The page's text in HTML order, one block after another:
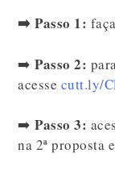
➡️Passo 1:
➡️Passo 2:
acesse cutt.ly/
➡️Passo 3:
na 2ª proposta